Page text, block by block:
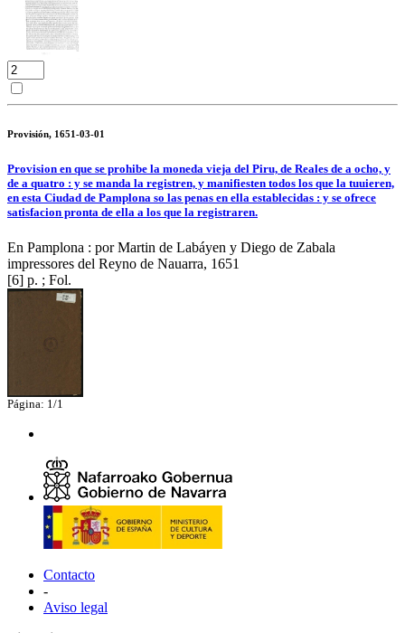
Provisión, 1651-03-01
Provision en que se prohibe la moneda vieja del Piru, de Reales de a ocho, y
de a quatro : y se manda la registren, y manifiesten todos los que la tuuieren,
en esta Ciudad de Pamplona so las penas en ella establecidas : y se ofrece
satisfacion pronta de ella a los que la registraren.
En Pamplona : por Martin de Labáyen y Diego de Zabala
impressores del Reyno de Nauarra, 1651
[6] p. ; Fol.
Página: 1/1
Contacto
-
Aviso legal